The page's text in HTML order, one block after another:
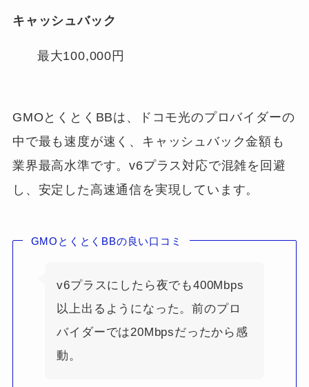
キャッシュバック
最大100,000円
GMOとくとくBBは、ドコモ光のプロバイダーの
中で最も速度が速く、キャッシュバック金額も
業界最高水準です。v6プラス対応で混雑を回避
し、安定した高速通信を実現しています。
GMOとくとくBBの良い口コミ
v6プラスにしたら夜でも400Mbps
以上出るようになった。前のプロ
バイダーでは20Mbpsだったから感
動。